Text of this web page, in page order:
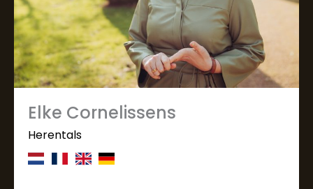
Elke Cornelissens
Herentals